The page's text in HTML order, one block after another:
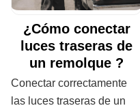
¿Cómo conectar
luces traseras de
un remolque ?
Conectar correctamente
las luces traseras de un